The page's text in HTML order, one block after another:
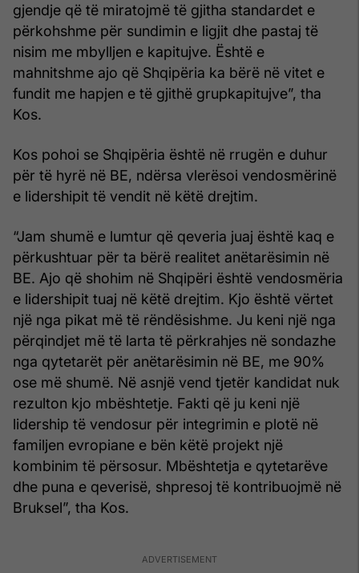
gjendje që të miratojmë të gjitha standardet e
përkohshme për sundimin e ligjit dhe pastaj të
nisim me mbylljen e kapitujve. Është e
mahnitshme ajo që Shqipëria ka bërë në vitet e
fundit me hapjen e të gjithë grupkapitujve”, tha
Kos.
Kos pohoi se Shqipëria është në rrugën e duhur
për të hyrë në BE, ndërsa vlerësoi vendosmërinë
e lidershipit të vendit në këtë drejtim.
“Jam shumë e lumtur që qeveria juaj është kaq e
përkushtuar për ta bërë realitet anëtarësimin në
BE. Ajo që shohim në Shqipëri është vendosmëria
e lidershipit tuaj në këtë drejtim. Kjo është vërtet
një nga pikat më të rëndësishme. Ju keni një nga
përqindjet më të larta të përkrahjes në sondazhe
nga qytetarët për anëtarësimin në BE, me 90%
ose më shumë. Në asnjë vend tjetër kandidat nuk
rezulton kjo mbështetje. Fakti që ju keni një
lidership të vendosur për integrimin e plotë në
familjen evropiane e bën këtë projekt një
kombinim të përsosur. Mbështetja e qytetarëve
dhe puna e qeverisë, shpresoj të kontribuojmë në
Bruksel”, tha Kos.